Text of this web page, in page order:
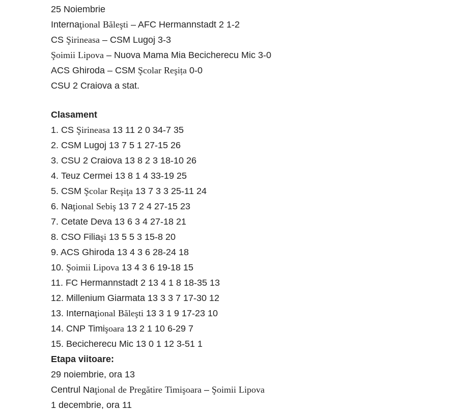
25 Noiembrie
Internaţional Băleşti – AFC Hermannstadt 2 1-2
CS Şirineasa – CSM Lugoj 3-3
Şoimii Lipova – Nuova Mama Mia Becicherecu Mic 3-0
ACS Ghiroda – CSM Şcolar Reşița 0-0
CSU 2 Craiova a stat.
Clasament
1. CS Şirineasa 13 11 2 0 34-7 35
2. CSM Lugoj 13 7 5 1 27-15 26
3. CSU 2 Craiova 13 8 2 3 18-10 26
4. Teuz Cermei 13 8 1 4 33-19 25
5. CSM Şcolar Reşiţa 13 7 3 3 25-11 24
6. Naţional Sebiş 13 7 2 4 27-15 23
7. Cetate Deva 13 6 3 4 27-18 21
8. CSO Filiaşi 13 5 5 3 15-8 20
9. ACS Ghiroda 13 4 3 6 28-24 18
10. Şoimii Lipova 13 4 3 6 19-18 15
11. FC Hermannstadt 2 13 4 1 8 18-35 13
12. Millenium Giarmata 13 3 3 7 17-30 12
13. Internaţional Băleşti 13 3 1 9 17-23 10
14. CNP Timişoara 13 2 1 10 6-29 7
15. Becicherecu Mic 13 0 1 12 3-51 1
Etapa viitoare:
29 noiembrie, ora 13
Centrul Naţional de Pregătire Timişoara – Şoimii Lipova
1 decembrie, ora 11